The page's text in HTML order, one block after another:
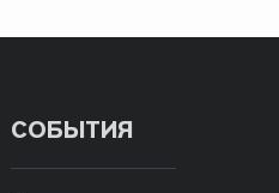
СОБЫТИЯ